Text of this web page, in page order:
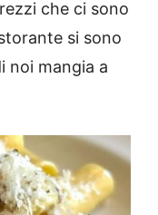
che ci sono
si sono
noi mangia a